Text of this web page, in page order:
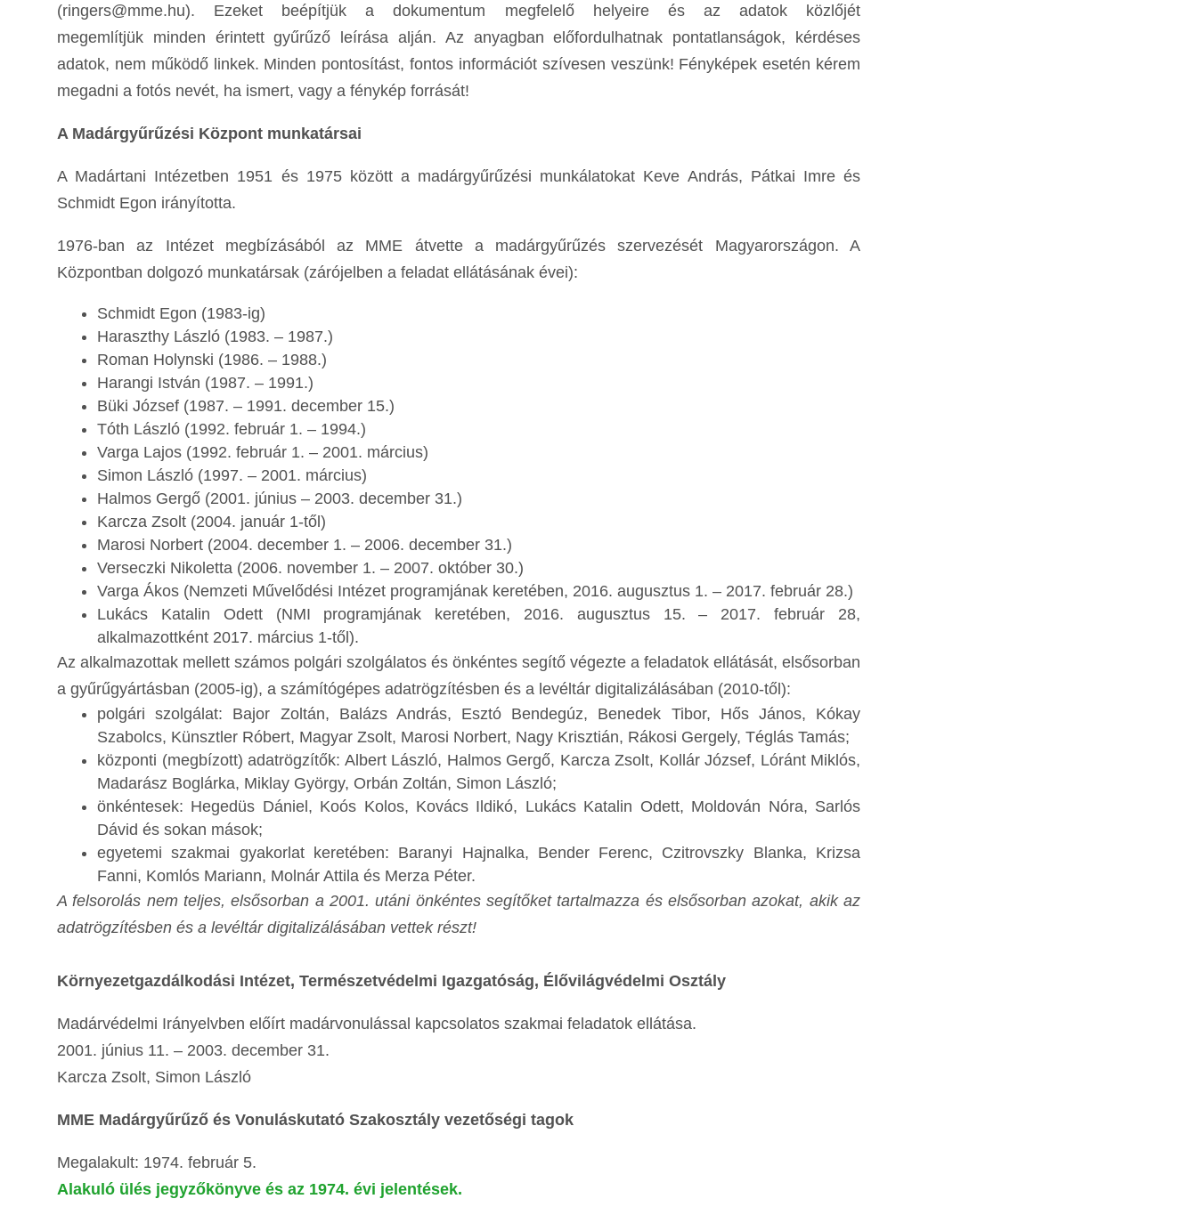
(ringers@mme.hu). Ezeket beépítjük a dokumentum megfelelő helyeire és az adatok közlőjét
megemlítjük minden érintett gyűrűző leírása alján. Az anyagban előfordulhatnak pontatlanságok, kérdéses
adatok, nem működő linkek. Minden pontosítást, fontos információt szívesen veszünk! Fényképek esetén kérem
megadni a fotós nevét, ha ismert, vagy a fénykép forrását!
A Madárgyűrűzési Központ munkatársai
A Madártani Intézetben 1951 és 1975 között a madárgyűrűzési munkálatokat Keve András, Pátkai Imre és
Schmidt Egon irányította.
1976-ban az Intézet megbízásából az MME átvette a madárgyűrűzés szervezését Magyarországon. A
Központban dolgozó munkatársak (zárójelben a feladat ellátásának évei):
Schmidt Egon (1983-ig)
Haraszthy László (1983. – 1987.)
Roman Holynski (1986. – 1988.)
Harangi István (1987. – 1991.)
Büki József (1987. – 1991. december 15.)
Tóth László (1992. február 1. – 1994.)
Varga Lajos (1992. február 1. – 2001. március)
Simon László (1997. – 2001. március)
Halmos Gergő (2001. június – 2003. december 31.)
Karcza Zsolt (2004. január 1-től)
Marosi Norbert (2004. december 1. – 2006. december 31.)
Verseczki Nikoletta (2006. november 1. – 2007. október 30.)
Varga Ákos (Nemzeti Művelődési Intézet programjának keretében, 2016. augusztus 1. – 2017. február 28.)
Lukács Katalin Odett (NMI programjának keretében, 2016. augusztus 15. – 2017. február 28,
alkalmazottként 2017. március 1-től).
Az alkalmazottak mellett számos polgári szolgálatos és önkéntes segítő végezte a feladatok ellátását, elsősorban
a gyűrűgyártásban (2005-ig), a számítógépes adatrögzítésben és a levéltár digitalizálásában (2010-től):
polgári szolgálat: Bajor Zoltán, Balázs András, Esztó Bendegúz, Benedek Tibor, Hős János, Kókay
Szabolcs, Künsztler Róbert, Magyar Zsolt, Marosi Norbert, Nagy Krisztián, Rákosi Gergely, Téglás Tamás;
központi (megbízott) adatrögzítők: Albert László, Halmos Gergő, Karcza Zsolt, Kollár József, Lóránt Miklós,
Madarász Boglárka, Miklay György, Orbán Zoltán, Simon László;
önkéntesek: Hegedüs Dániel, Koós Kolos, Kovács Ildikó, Lukács Katalin Odett, Moldován Nóra, Sarlós
Dávid és sokan mások;
egyetemi szakmai gyakorlat keretében: Baranyi Hajnalka, Bender Ferenc, Czitrovszky Blanka, Krizsa
Fanni, Komlós Mariann, Molnár Attila és Merza Péter.
A felsorolás nem teljes, elsősorban a 2001. utáni önkéntes segítőket tartalmazza és elsősorban azokat, akik az
adatrögzítésben és a levéltár digitalizálásában vettek részt!
Környezetgazdálkodási Intézet, Természetvédelmi Igazgatóság, Élővilágvédelmi Osztály
Madárvédelmi Irányelvben előírt madárvonulással kapcsolatos szakmai feladatok ellátása.
2001. június 11. – 2003. december 31.
Karcza Zsolt, Simon László
MME Madárgyűrűző és Vonuláskutató Szakosztály vezetőségi tagok
Megalakult: 1974. február 5.
Alakuló ülés jegyzőkönyve és az 1974. évi jelentések.